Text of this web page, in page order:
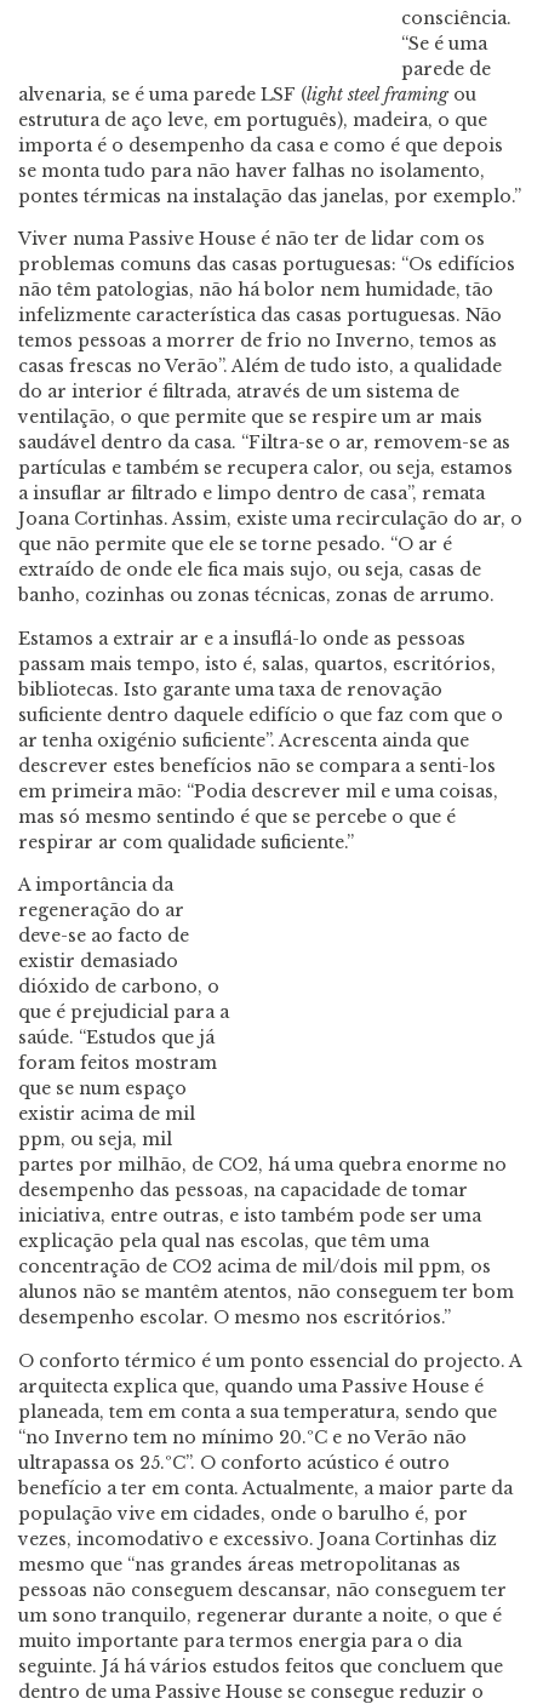
consciência.
“Se é uma
parede de
alvenaria, se é uma parede LSF (light steel framingou
estrutura de aço leve, em português), madeira, o que
importa é o desempenho da casa e como é que depois
se monta tudo para não haver falhas no isolamento,
pontes térmicas na instalação das janelas, por exemplo.”
Viver numa Passive House é não ter de lidar com os
problemas comuns das casas portuguesas: “Os edifícios
não têm patologias, não há bolor nem humidade, tão
infelizmente característica das casas portuguesas. Não
temos pessoas a morrer de frio no Inverno, temos as
casas frescas no Verão”. Além de tudo isto, a qualidade
do ar interior é filtrada, através de um sistema de
ventilação, o que permite que se respire um ar mais
saudável dentro da casa. “Filtra-se o ar, removem-se as
partículas e também se recupera calor, ou seja, estamos
a insuflar ar filtrado e limpo dentro de casa”, remata
Joana Cortinhas. Assim, existe uma recirculação do ar, o
que não permite que ele se torne pesado. “O ar é
extraído de onde ele fica mais sujo, ou seja, casas de
banho, cozinhas ou zonas técnicas, zonas de arrumo.
Estamos a extrair ar e a insuflá-lo onde as pessoas
passam mais tempo, isto é, salas, quartos, escritórios,
bibliotecas. Isto garante uma taxa de renovação
suficiente dentro daquele edifício o que faz com que o
ar tenha oxigénio suficiente”. Acrescenta ainda que
descrever estes benefícios não se compara a senti-los
em primeira mão: “Podia descrever mil e uma coisas,
mas só mesmo sentindo é que se percebe o que é
respirar ar com qualidade suficiente.”
A importância da
regeneração do ar
deve-se ao facto de
existir demasiado
dióxido de carbono, o
que é prejudicial para a
saúde. “Estudos que já
foram feitos mostram
que se num espaço
existir acima de mil
ppm, ou seja, mil
partes por milhão, de CO2, há uma quebra enorme no
desempenho das pessoas, na capacidade de tomar
iniciativa, entre outras, e isto também pode ser uma
explicação pela qual nas escolas, que têm uma
concentração de CO2 acima de mil/dois mil ppm, os
alunos não se mantêm atentos, não conseguem ter bom
desempenho escolar. O mesmo nos escritórios.”
O conforto térmico é um ponto essencial do projecto. A
arquitecta explica que, quando uma Passive House é
planeada, tem em conta a sua temperatura, sendo que
“no Inverno tem no mínimo 20.ºC e no Verão não
ultrapassa os 25.ºC”. O conforto acústico é outro
benefício a ter em conta. Actualmente, a maior parte da
população vive em cidades, onde o barulho é, por
vezes, incomodativo e excessivo. Joana Cortinhas diz
mesmo que “nas grandes áreas metropolitanas as
pessoas não conseguem descansar, não conseguem ter
um sono tranquilo, regenerar durante a noite, o que é
muito importante para termos energia para o dia
seguinte. Já há vários estudos feitos que concluem que
dentro de uma Passive House se consegue reduzir o